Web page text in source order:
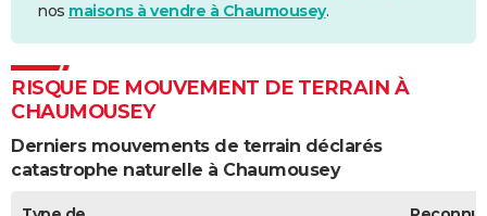
nos maisons à vendre à Chaumousey.
RISQUE DE MOUVEMENT DE TERRAIN À
CHAUMOUSEY
Derniers mouvements de terrain déclarés
catastrophe naturelle à Chaumousey